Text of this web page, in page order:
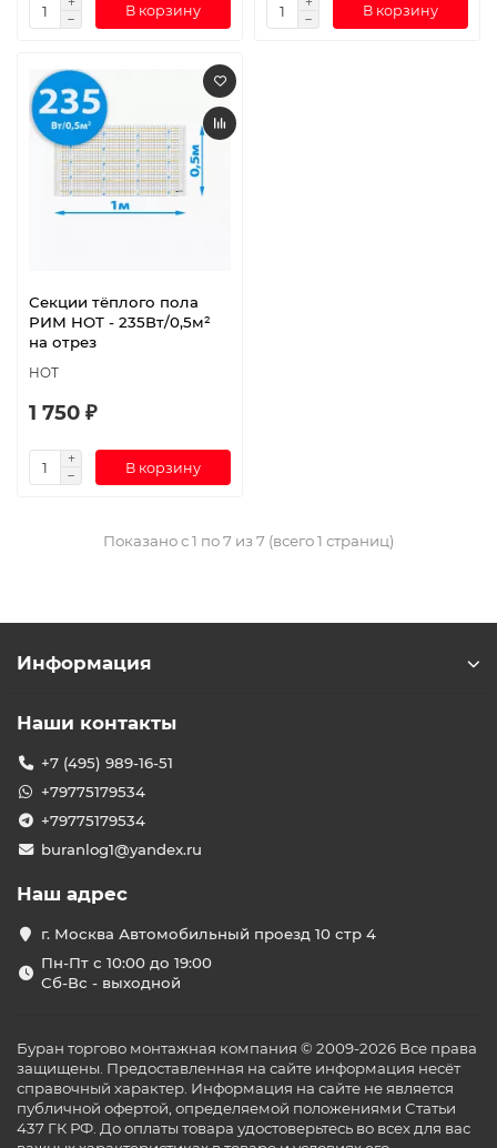
В корзину В корзину
Секции тёплого пола
РИМ HOT - 235Вт/0,5м²
на отрез
HOT
1 750 ₽
В корзину
Показано с 1 по 7 из 7 (всего 1 страниц)
Информация
Наши контакты
+7 (495) 989-16-51
+79775179534
+79775179534
buranlog1@yandex.ru
Наш адрес
г. Москва Автомобильный проезд 10 стр 4
Пн-Пт с 10:00 до 19:00
Сб-Вс - выходной
Буран торгово монтажная компания © 2009-2026 Все права
защищены. Предоставленная на сайте информация несёт
справочный характер. Информация на сайте не является
публичной офертой, определяемой положениями Статьи
437 ГК РФ. До оплаты товара удостоверьтесь во всех для вас